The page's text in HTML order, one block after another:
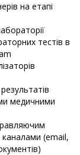
на етапі
тестів в
медичними
каналами (email,